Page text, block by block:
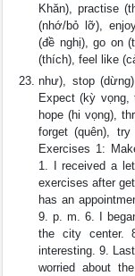
Khăn), practise
(nhớ/bỏ lỡ),
(đề nghị), go on
(thích), feel like
như), stop
Expect (kỳ vọng,
hope (hi vọng),
forget (quên),
Exercises 1:
1. I received a
exercises after
has an
9. p. m. 6. I
the city center.
interesting. 9.
worried about